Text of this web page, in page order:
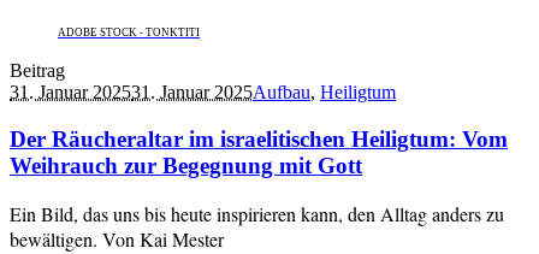
ADOBE STOCK - TONKTITI
Beitrag
31. Januar 202531. Januar 2025Aufbau, Heiligtum
Der Räucheraltar im israelitischen Heiligtum: Vom
Weihrauch zur Begegnung mit Gott
Ein Bild, das uns bis heute inspirieren kann, den Alltag anders zu
bewältigen. Von Kai Mester